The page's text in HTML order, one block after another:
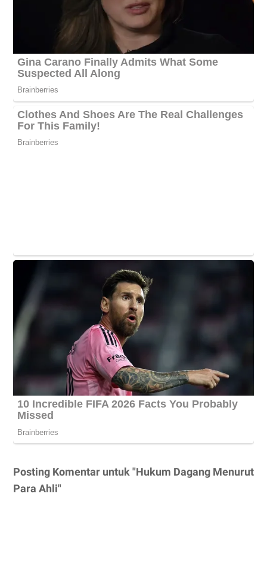
Posting Komentar untuk "Hukum Dagang Menurut
Para Ahli"